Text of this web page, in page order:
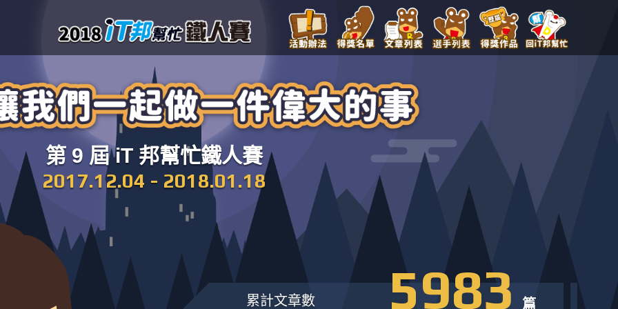
第 9 屆 iT 邦幫忙鐵人賽
2017.12.04 - 2018.01.18
累計文章數 5983 篇